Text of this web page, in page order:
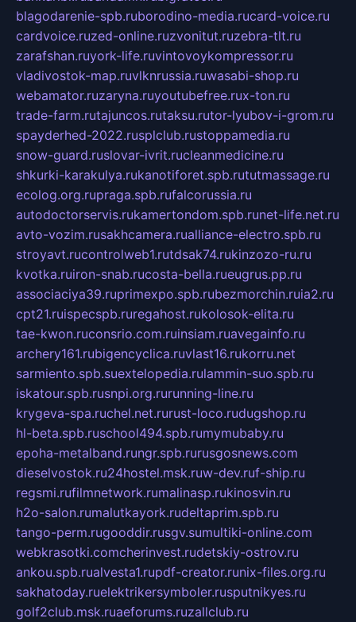
blagodarenie-spb.ruborodino-media.rucard-voice.ru
cardvoice.ruzed-online.ruzvonitut.ruzebra-tlt.ru
zarafshan.ruyork-life.ruvintovoykompressor.ru
vladivostok-map.ruvlknrussia.ruwasabi-shop.ru
webamator.ruzaryna.ruyoutubefree.rux-ton.ru
trade-farm.rutajuncos.rutaksu.rutor-lyubov-i-grom.ru
spayderhed-2022.rusplclub.rustoppamedia.ru
snow-guard.ruslovar-ivrit.rucleanmedicine.ru
shkurki-karakulya.rukanotiforet.spb.rututmassage.ru
ecolog.org.rupraga.spb.rufalcorussia.ru
autodoctorservis.rukamertondom.spb.runet-life.net.ru
avto-vozim.rusakhcamera.rualliance-electro.spb.ru
stroyavt.rucontrolweb1.rutdsak74.rukinzozo-ru.ru
kvotka.ruiron-snab.rucosta-bella.rueugrus.pp.ru
associaciya39.ruprimexpo.spb.rubezmorchin.ruia2.ru
cpt21.ruispecspb.ruregahost.rukolosok-elita.ru
tae-kwon.ruconsrio.com.ruinsiam.ruavegainfo.ru
archery161.rubigencyclica.ruvlast16.rukorru.net
sarmiento.spb.suextelopedia.rulammin-suo.spb.ru
iskatour.spb.rusnpi.org.rurunning-line.ru
krygeva-spa.ruchel.net.rurust-loco.rudugshop.ru
hl-beta.spb.ruschool494.spb.rumymubaby.ru
epoha-metalband.rungr.spb.rurusgosnews.com
dieselvostok.ru24hostel.msk.ruw-dev.ruf-ship.ru
regsmi.rufilmnetwork.rumalinasp.rukinosvin.ru
h2o-salon.rumalutkayork.rudeltaprim.spb.ru
tango-perm.rugooddir.rusgv.sumultiki-online.com
webkrasotki.comcherinvest.rudetskiy-ostrov.ru
ankou.spb.rualvesta1.rupdf-creator.runix-files.org.ru
sakhatoday.ruelektrikersymboler.rusputnikyes.ru
golf2club.msk.ruaeforums.ruzallclub.ru